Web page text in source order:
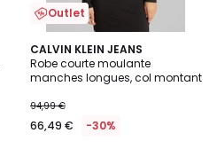
Outlet
CALVIN KLEIN JEANS
Robe courte moulante
manches longues, col montant
94,99 €
66,49 € -30%